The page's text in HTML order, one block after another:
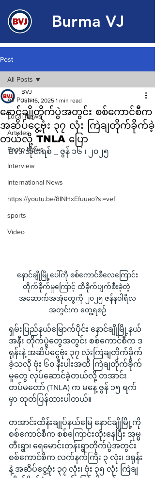
Burma VJ
Post
All Posts
Local News
Articles
Photo News
Interview
International News
https://youtu.be/8lNHxEfuuao?si=vef
sports
Video
All Posts
နောင်ချိုတိုက်ပွဲအတွင်း စစ်ကောင်စီက
အဆိပ်ငွေ့ဗုံး ၃၇ လုံး ကြဲချတိုက်ခိုက်ခဲ့
တယ်လို့ TNLA ပြော
BVJ
Jun 16, 2025 1 min read
BVJ/အိုင်းရစ် _ ဇွန် ၁၆ ၊ ၂၀၂၅
နောင်ချိုမြို့ပေါ်ကို စစ်ကောင်စီလေကြောင်း
တိုက်ခိုက်မှုကြောင့် ထိခိုက်ပျက်စီးခဲ့တဲ့
အဆောက်အအုံတွေကို ၂၀၂၅ ဇန်နဝါရီလ
အတွင်းက တွေ့ရစဉ်
ရှမ်းပြည်နယ်မြောက်ပိုင်း နောင်ချိုမြို့နယ်
အနီး တိုက်ပွဲတွေအတွင်း စစ်ကောင်စီက ဒ
ရုန်းနဲ့ အဆိပ်ငွေဗုံး ၃၇ လုံးကြဲချတိုက်ခိုက်
ခဲ့သလို ဗုံး ၆၀ နီးပါးအထိ ကြဲချတိုက်ခိုက်
မှုတွေ လုပ်ဆောင်ခဲ့တယ်လို့ တအာင်း
တပ်မတော် (TNLA) က မနေ့ ဇွန် ၁၅ ရက်
မှာ ထုတ်ပြန်ထားပါတယ်။
တအာင်းထိန်းချုပ်နယ်မြေ နောင်ချိုမြို့ကို
စစ်ကောင်စီက စစ်ကြောင်းထိုးနေပြီး အုမ္မ
တီးရွာ၊ ရေမောင်းတန်းရွာတိုက်ပွဲအတွင်း
စစ်ကောင်စီက လက်နက်ကြီး ၃ လုံး၊ ဒရုန်း
နဲ့ အဆိပ်ငွေ့ဗုံး ၃၇ လုံး၊ ဗုံး ၃၅ လုံး ကြဲချ